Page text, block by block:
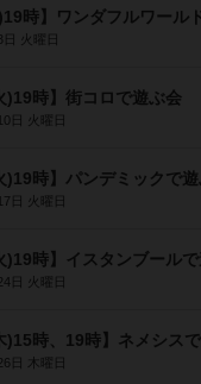
)19時】ワンダフルワール
火曜日
)19時】街コロで遊ぶ会
日 火曜日
)19時】パンデミックで
日 火曜日
)19時】イスタンブール
日 火曜日
)15時、19時】ネメシス
日 木曜日